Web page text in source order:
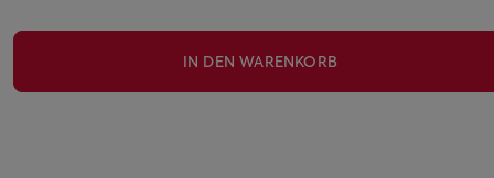
IN DEN WARENKORB